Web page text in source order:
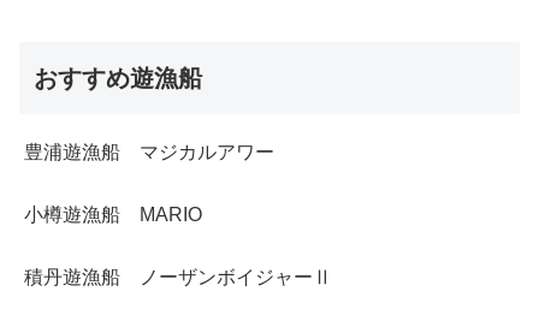
おすすめ遊漁船
豊浦遊漁船 マジカルアワー
小樽遊漁船 MARIO
積丹遊漁船 ノーザンボイジャーⅡ